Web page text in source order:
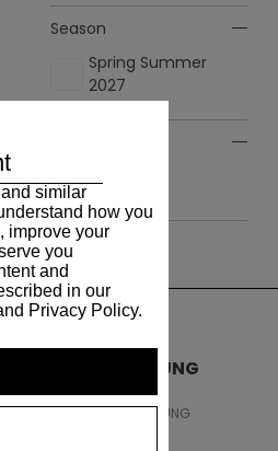
Season
Spring Summer
2027
Leder
UNTERSTÜTZUNG
VERSAND UND ZAHLUNG
similar
how you
improve your
you
and
in our
Privacy Policy.